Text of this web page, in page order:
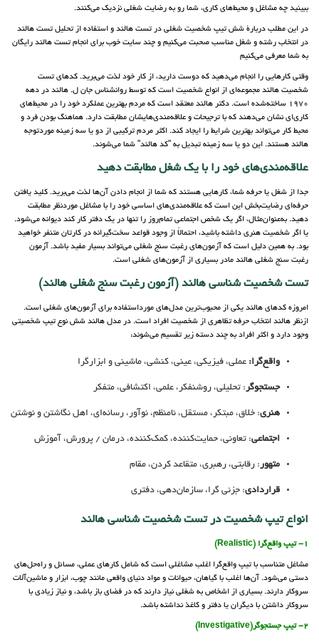
ببینید چه مشاغل و محیط‌های کاری، شما رو به رضایت شغلی نزدیک می‌کنند.
در این مطلب دربارۀ شش تیپ شخصیت شغلی در تست هالند و استفاده از تحلیل تست هالند
در انتخاب رشته و شغل مناسب صحبت می‌کنیم و چند سایت خوب برای انجام تست هالند رایگان
به شما معرفی می‌کنیم
وقتی کارهایی را انجام می‌دهید که دوست دارید، از کار خود لذت می‌برید. کدهای تست
شخصیت هالند مجموعه‌ای از انواع شخصیت است که توسط روانشناس جان ل. هالند در دهه
1970 ساخته‌شده است. دکتر هالند معتقد است که مردم بهترین عملکرد خود را در محیط‌های
کاری‌ای نشان می‌دهند که با ترجیحات و علاقه‌مندی‌هایشان مطابقت دارد. هماهنگ بودن فرد و
محیط کار می‌تواند بهترین شرایط را ایجاد کند. اکثر مردم ترکیبی از دو یا سه زمینه موردتوجه
هالند هستند. این دو یا سه زمینه تبدیل به "کد هالند" شما می‌شوند.
علاقه‌مندی‌های خود را با یک شغل مطابقت دهید
جدا از شغل یا حرفه شما، کارهایی هستند که شما از انجام دادن آن‌ها لذت می‌برید. کلید یافتن
حرفه‌ای رضایت‌بخش این است که علاقه‌مندی‌های اساسی خود را با مشاغل موردنظر مطابقت
دهید. به‌عنوان‌مثال، اگر یک شخص اجتماعی تمام‌روز را تنها در یک دفتر کار کند دیوانه می‌شود.
یا اگر شخصیت هنری داشته باشید، احتمالاً از وجود قواعد سخت‌گیرانه در کارتان متنفر خواهید
بود. به همین دلیل است که آزمون‌های رغبت سنج شغلی می‌تواند بسیار مفید باشد. آزمون
رغبت سنج شغلی هالند مادر بسیاری از آزمون‌های شغلی است.
تست شخصیت شناسی هالند (آزمون رغبت سنج شغلی هالند)
امروزه کدهای هالند یکی از محبوب‌ترین مدل‌های مورداستفاده برای آزمون‌های شغلی است.
ازنظر هالند انتخاب حرفه تظاهری از شخصیت افراد است. در مدل هالند شش نوع تیپ شخصیتی
وجود دارد و اکثر افراد به چند دسته زیر تقسیم می‌شوند:
واقع‌گرا: عملی، فیزیکی، عینی، کنشی، ماشینی و ابزارگرا
جستجوگر: تحلیلی، روشنفکر، علمی، اکتشافی، متفکر
هنری: خلاق، مبتکر، مستقل، نامنظم، نوآور، رسانه‌ای، اهل نگاشتن و نوشتن
اجتماعی: تعاونی، حمایت‌کننده، کمک‌کننده، درمان / پرورش، آموزش
متهور: رقابتی، رهبری، متقاعد کردن، مقام
قراردادی: جزئی گرا، سازمان‌دهی، دفتری
انواع تیپ شخصیت در تست شخصیت شناسی هالند
1- تیپ واقع‌گرا (Realistic)
مشاغل متناسب با تیپ واقع‌گرا اغلب مشاغلی است که شامل کارهای عملی، مسائل و راه‌حل‌های
دستی می‌شود. آن‌ها اغلب با گیاهان، حیوانات و مواد دنیای واقعی مانند چوب، ابزار و ماشین‌آلات
سروکار دارند. بسیاری از اشخاص به شغلی نیاز دارند که در فضای باز باشد، و نیاز زیادی با
سروکار داشتن با دیگران یا دفتر و کاغذ نداشته باشد.
2- تیپ جستجوگر(Investigative)